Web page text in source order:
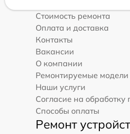
Стоимость ремонта
Оплата и доставка
Контакты
Вакансии
О компании
Ремонтируемые модели
Наши услуги
Согласие на
Способы оплаты
Ремонт